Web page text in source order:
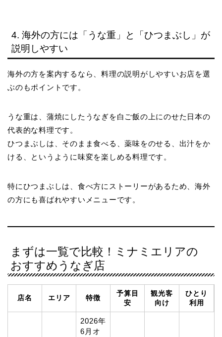
4. 海外の方には「うな重」と「ひつまぶし」が
説明しやすい
海外の方を案内するなら、料理の説明がしやすいお店を選
ぶのもポイントです。
うな重は、蒲焼にしたうなぎを白ご飯の上にのせた日本の
代表的な料理です。
ひつまぶしは、そのまま食べる、薬味をのせる、出汁をか
ける、というように味変を楽しめる料理です。
特にひつまぶしは、食べ方にストーリーがあるため、海外
の方にも喜ばれやすいメニューです。
まずは一覧で比較！ミナミエリアの
おすすめうなぎ店
店名 エリア 特徴
予算目
安
観光客
向け
ひとり
利用
2026年
6月オ